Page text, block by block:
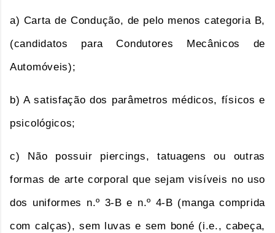
a) Carta de Condução, de pelo menos categoria B,
(candidatos paraCondutores Mecânicos de
Automóveis);
b) A satisfação dos parâmetros médicos, físicos e
psicológicos;
c) Não possuir piercings, tatuagens ou outras
formas de arte corporal que sejam visíveis no uso
dos uniformes n.º 3-B e n.º 4-B (manga comprida
com calças), sem luvas e sem boné (i.e., cabeça,